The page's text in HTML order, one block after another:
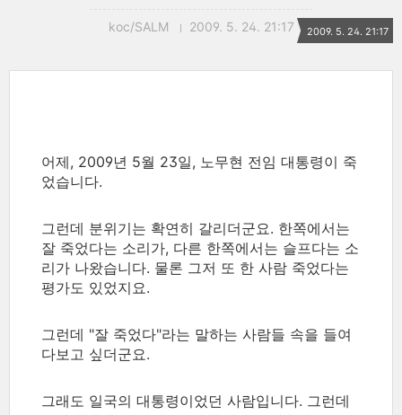
koc/SALM 2009. 5. 24. 21:17 2009. 5. 24. 21:17
어제, 2009년 5월 23일, 노무현 전임 대통령이 죽
었습니다.
그런데 분위기는 확연히 갈리더군요. 한쪽에서는
잘 죽었다는 소리가, 다른 한쪽에서는 슬프다는 소
리가 나왔습니다. 물론 그저 또 한 사람 죽었다는
평가도 있었지요.
그런데 "잘 죽었다"라는 말하는 사람들 속을 들여
다보고 싶더군요.
그래도 일국의 대통령이었던 사람입니다. 그런데